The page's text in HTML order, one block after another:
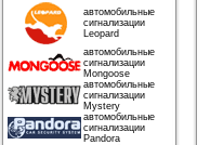
автомобильные
сигнализации
Leopard
автомобильные
сигнализации
Mongoose
автомобильные
сигнализации
Mystery
автомобильные
сигнализации
Pandora